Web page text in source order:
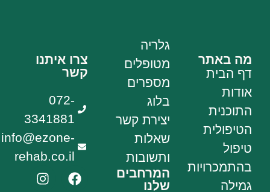
מה באתר
דף הבית
אודות
התוכנית
הטיפולית
טיפול
בהתמכרויות
גמילה
גלריה
מטופלים
מספרים
בלוג
יצירת קשר
שאלות
ותשובות
המרחבים
שלנו
צרו איתנו
קשר
072-
3341881
info@ezone-
rehab.co.il